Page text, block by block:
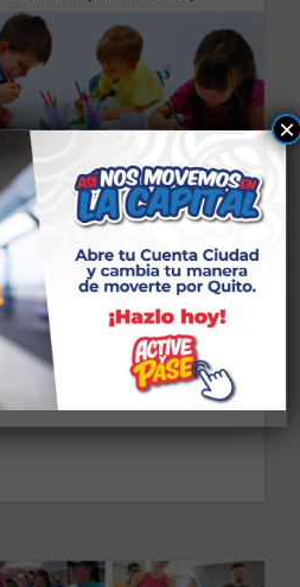
(8 A 11
Descripción: Un
y niñas de 8 a 11 años
×